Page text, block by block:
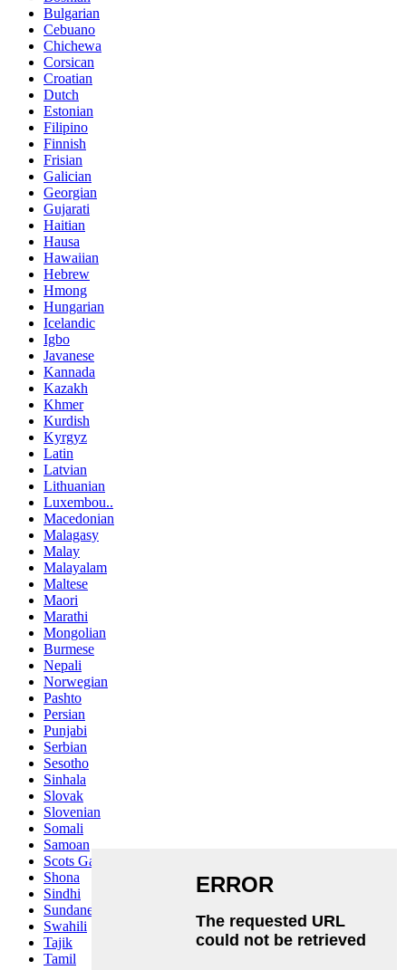
Bulgarian
Cebuano
Chichewa
Corsican
Croatian
Dutch
Estonian
Filipino
Finnish
Frisian
Galician
Georgian
Gujarati
Haitian
Hausa
Hawaiian
Hebrew
Hmong
Hungarian
Icelandic
Igbo
Javanese
Kannada
Kazakh
Khmer
Kurdish
Kyrgyz
Latin
Latvian
Lithuanian
Luxembou..
Macedonian
Malagasy
Malay
Malayalam
Maltese
Maori
Marathi
Mongolian
Burmese
Nepali
Norwegian
Pashto
Persian
Punjabi
Serbian
Sesotho
Sinhala
Slovak
Slovenian
Somali
Samoan
Scots Gaelic
Shona
Sindhi
Sundanese
Swahili
Tajik
Tamil